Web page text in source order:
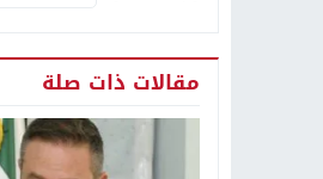
مقالات ذات صلة